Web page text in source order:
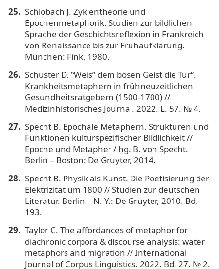
Schlobach J. Zyklentheorie und
Epochenmetaphorik. Studien zur bildlichen
Sprache der Geschichtsreflexion in Frankreich
von Renaissance bis zur Frühaufklärung.
München: Fink, 1980.
Schuster D. ‟Weis” dem bösen Geist die Tür“.
Krankheitsmetaphern in frühneuzeitlichen
Gesundheitsratgebern (1500-1700) //
Medizinhistorisches Journal. 2022. L. 57. № 4.
Specht B. Epochale Metaphern. Strukturen und
Funktionen kulturspezifischer Bildlichkeit //
Epoche und Metapher / hg. B. von Specht.
Berlin – Boston: De Gruyter, 2014.
Specht B. Physik als Kunst. Die Poetisierung der
Elektrizität um 1800 // Studien zur deutschen
Literatur. Berlin – N. Y.: De Gruyter, 2010. Bd.
193.
Taylor C. The affordances of metaphor for
diachronic corpora & discourse analysis: water
metaphors and migration // International
Journal of Corpus Linguistics. 2022. Bd. 27. № 2.